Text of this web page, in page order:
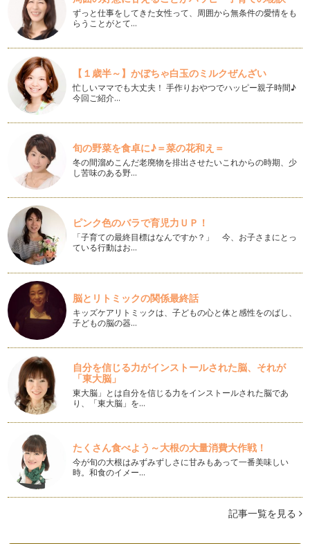
男性の心をとらえる女性の魅力（自分ブランディング）
今日は、自分ブランディングの一つとして、男性の心をとらえ
る女性の魅力について考えてみたいと…
自分にとっての競合って何？
前回、「オンリーワン」市場になるための、ブルーオーシャン
のお話をさせて頂きました。 …
ブルーオーシャン 自分だけの開拓市場を目指しましょう
競争の激しい既存市場を「レッド・オーシャン（赤い海、血で
血を洗う競争の激しい領域）」とし、…
ブランディング「自分の値段のつけ方」
ブランディングのお仕事をしていると、「自分の値段のつけ方
がわからない」「おカネのことを言う…
ブランディング「プロフィールの効果的な作り方」スキル編
前回は、作品を作る方やプロデュースを仕事にしている方々の
プロフィールの効果的な作り方につい…
ブランディング「プロフィールの効果的な作り方」１
皆さんはプロフィールを考える時、どんな点に注意しますか？
どうせなら、多くの人を魅…
自分ブランディング 人との出会いのルール
「１秒で人の心をつかむ。」「出会った相手を惹きつけるため
の攻略」など、出会うことについて教…
本当の自分を知るために、人に聞くということ
大人になればなるほど、または立場が上がれば上がるほど、人
は他人からどう思われているのか？わ…
「成果」を掴んで「実績」を作れば「自由」が手に入る
２０１２年７月、誰もが知る、あのアメリカ最大手のインター
ネットサービス「ヤフー」の副社長に…
ブランディング 大切なのはあなたらしさ。
「自分らしさ」 あなたは一言で言い表せますか？ 例えば私
ずっと仕事をしてきた女性って、周囲から無条件の愛情をも
らうことがとて…
【１歳半～】かぼちゃ白玉のミルクぜんざい
忙しいママでも大丈夫！ 手作りおやつでハッピー親子時間♪
今回ご紹介…
旬の野菜を食卓に♪＝菜の花和え＝
冬の間溜めこんだ老廃物を排出させたいこれからの時期、少
し苦味のある野…
ピンク色のバラで育児力ＵＰ！
「子育ての最終目標はなんですか？」 今、お子さまにとっ
ている行動はお…
脳とリトミックの関係最終話
キッズケアリトミックは、子どもの心と体と感性をのばし、
子どもの脳の器…
自分を信じる力がインストールされた脳、それが
「東大脳」
東大脳」とは自分を信じる力をインストールされた脳であ
り、「東大脳」を…
たくさん食べよう～大根の大量消費大作戦！
今が旬の大根はみずみずしさに甘みもあって一番美味しい
時。和食のイメー…
記事一覧を見る